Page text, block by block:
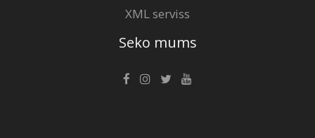
XML serviss
Seko mums